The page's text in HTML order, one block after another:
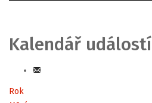
Kalendář událostí
Rok